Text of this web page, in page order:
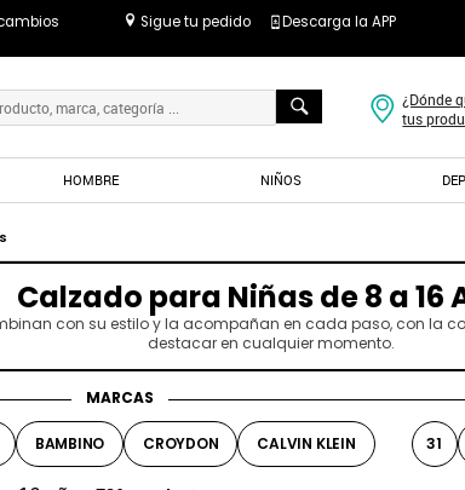
Sigue tu pedido Descarga la APP
¿Dónde
tus
HOMBRE NIÑOS
Calzado para Niñas de 8 a 16
con su estilo y la acompañan en cada paso, con la
destacar en cualquier momento.
MARCAS
BAMBINO CROYDON CALVIN KLEIN 31